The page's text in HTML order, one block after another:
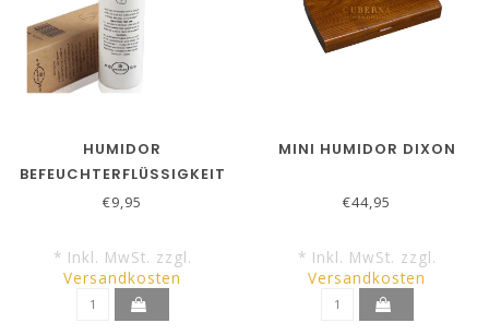
HUMIDOR
BEFEUCHTERFLÜSSIGKEIT
SIKARLAN
€9,95
* Inkl. MwSt. zzgl.
Versandkosten
MINI HUMIDOR DIXON
€44,95
* Inkl. MwSt. zzgl.
Versandkosten